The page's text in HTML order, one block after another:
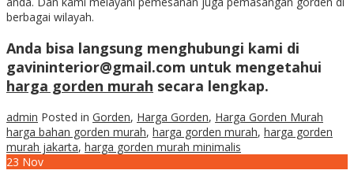
berbagai wilayah.
Anda bisa langsung menghubungi kami di
gavininterior@gmail.com untuk mengetahui
harga gorden murah secara lengkap.
admin Posted in Gorden, Harga Gorden, Harga Gorden Murah
harga bahan gorden murah, harga gorden murah, harga gorden
murah jakarta, harga gorden murah minimalis
23 Nov